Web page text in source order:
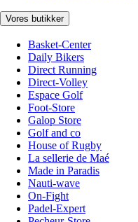
Vores butikker
Basket-Center
Daily Bikers
Direct Running
Direct-Volley
Espace Golf
Foot-Store
Galop Store
Golf and co
House of Rugby
La sellerie de Maé
Made in Paradis
Nauti-wave
On-Fight
Padel-Expert